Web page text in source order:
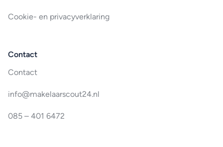
Cookie- en privacyverklaring
Contact
Contact
info@makelaarscout24.nl
085 – 401 6472